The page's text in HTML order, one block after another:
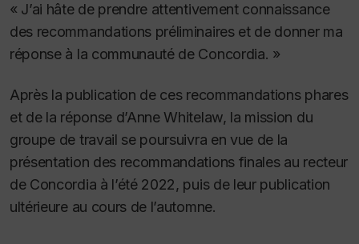
« J’ai hâte de prendre attentivement connaissance
des recommandations préliminaires et de donner ma
réponse à la communauté de Concordia. »
Après la publication de ces recommandations phares
et de la réponse d’Anne Whitelaw, la mission du
groupe de travail se poursuivra en vue de la
présentation des recommandations finales au recteur
de Concordia à l’été 2022, puis de leur publication
ultérieure au cours de l’automne.